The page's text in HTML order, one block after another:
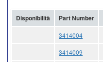
Disponibilità Part Number
3414004
3414009